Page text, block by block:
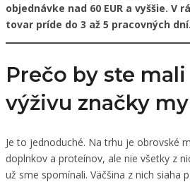
objednávke nad 60 EUR a vyššie. V
tovar príde do 3 až 5 pracovných dní.
Prečo by ste
výživu značky
Je to jednoduché. Na trhu je obrovské
doplnkov a proteínov, ale nie všetky z
už sme spomínali. Väčšina z nich siaha